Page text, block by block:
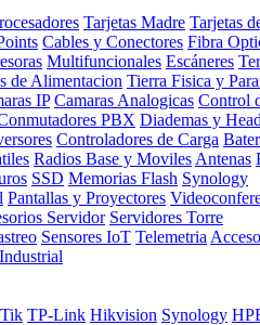
Tarjetas Madre Tarjetas
Cables y Conectores Fibra
Multifuncionales Escáneres
de Alimentacion Tierra Fisica y
IP Camaras Analogicas Control
PBX Diademas y
Controladores de Carga
Radios Base y Moviles Antenas
SSD Memorias Flash Synology
Pantallas y Proyectores
Servidor Servidores Torre
Sensores IoT Telemetria
TP-Link Hikvision Synology